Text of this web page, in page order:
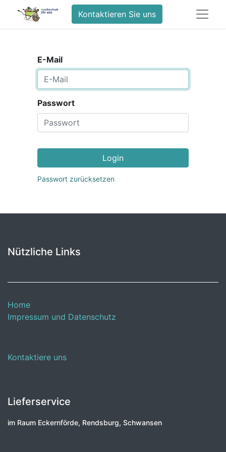
Kontaktieren Sie uns
E-Mail
Passwort
Login
Passwort zurücksetzen
Nützliche Links
Home
Impressum und Datenschutz
Kontaktiere uns
Lieferservice
im Raum Eckernförde, Rendsburg, Schwansen